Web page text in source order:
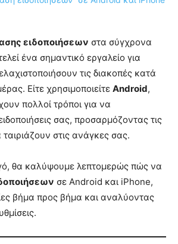
ειδοποιήσεων στα σύγχρονα
ένα σημαντικό εργαλείο για
τις διακοπές κατά
Είτε χρησιμοποιείτε Android,
πολλοί τρόποι για να
ειδοποιήσεις σας, προσαρμόζοντας τις
στις ανάγκες σας.
θα καλύψουμε λεπτομερώς πώς να
σε Android και iPhone,
βήμα προς βήμα και αναλύοντας